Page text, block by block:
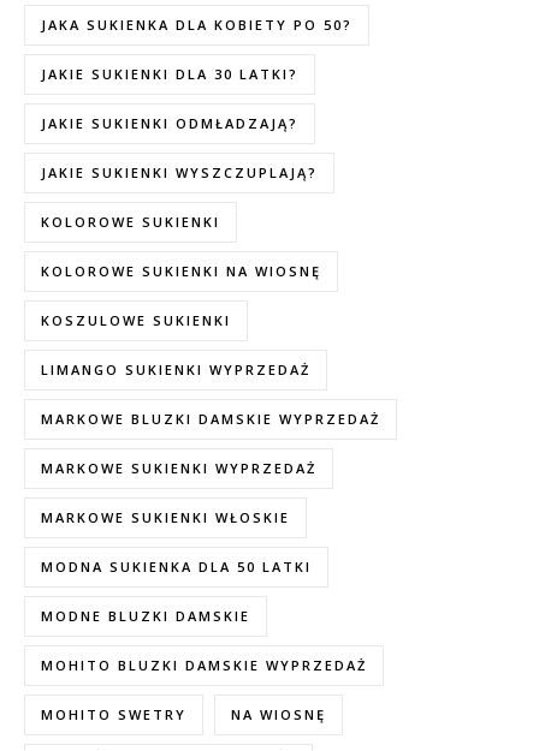
JAKA SUKIENKA DLA KOBIETY PO 50?
JAKIE SUKIENKI DLA 30 LATKI?
JAKIE SUKIENKI ODMŁADZAJĄ?
JAKIE SUKIENKI WYSZCZUPLAJĄ?
KOLOROWE SUKIENKI
KOLOROWE SUKIENKI NA WIOSNĘ
KOSZULOWE SUKIENKI
LIMANGO SUKIENKI WYPRZEDAŻ
MARKOWE BLUZKI DAMSKIE WYPRZEDAŻ
MARKOWE SUKIENKI WYPRZEDAŻ
MARKOWE SUKIENKI WŁOSKIE
MODNA SUKIENKA DLA 50 LATKI
MODNE BLUZKI DAMSKIE
MOHITO BLUZKI DAMSKIE WYPRZEDAŻ
MOHITO SWETRY NA WIOSNĘ